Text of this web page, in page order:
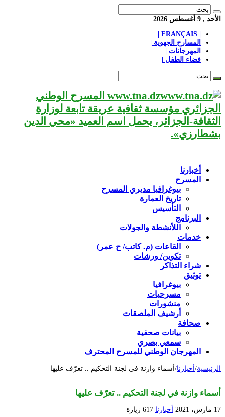
الأحد , 9 أغسطس 2026
المسارح الجهوية |
المهرجانات |
فضاء الطفل |
www.tna.dz المسرح الوطني
الجزائري مؤسسة ثقافية عريقة تابعة لوزارة
الثقافة-الجزائر، يحمل اسم العميد «محي الدين
بشطارزي».
أخبارنا
المسرح
بيوغرافيا مديري المسرح
تاريخ العمارة
التأسيس
البرنامج
اللأنشطة والجولات
خدمات
القاعات (م. كاتب/ ح عمر)
تكوين/ ورشات
شراء التذاكر
توثيق
بيوغرافيا
مسرحيات
منشورات
أرشيف الملصقات
صحافة
بيانات صحفية
سمعي بصري
المهرجان الوطني للمسرح المحترف
الرئيسية/ أخبارنا/ أسماء وازنة في لجنة التحكيم .. تعرّف عليها
أسماء وازنة في لجنة التحكيم .. تعرّف عليها
17 مارس، 2021 أخبارنا 617 زيارة